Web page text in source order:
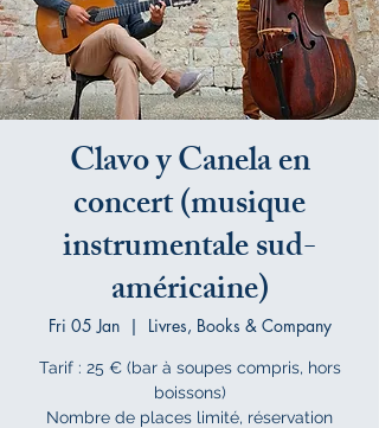
Clavo y Canela en
concert (musique
instrumentale sud-
américaine)
Fri 05 Jan
  |
Livres, Books & Company
Tarif : 25 € (bar à soupes compris, hors
boissons)
Nombre de places limité, réservation